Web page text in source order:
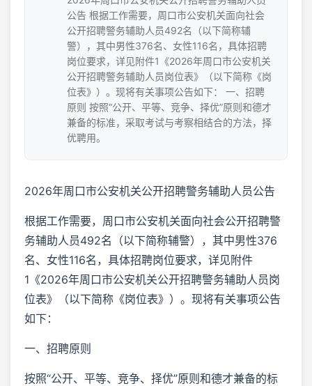
公告 根据工作需要，周口市公安机关面向社会
公开招聘警务辅助人员492名（以下简称辅
警），其中男性376名、女性116名，具体招聘
岗位要求，详见附件1《2026年周口市公安机关
公开招聘警务辅助人员岗位表》（以下简称《岗
位表》）。现将有关事项公告如下： 一、招聘
原则 按照“公开、平等、竞争、择优”原则和德才
兼备的标准，采取考试与考察相结合的方法，择
优聘用。
2026年周口市公安机关公开招聘警务辅助人员公告
根据工作需要，周口市公安机关面向社会公开招聘警
务辅助人员492名（以下简称辅警），其中男性376
名、女性116名，具体招聘岗位要求，详见附件
1《2026年周口市公安机关公开招聘警务辅助人员岗
位表》（以下简称《岗位表》）。现将有关事项公告
如下：
一、招聘原则
按照“公开、平等、竞争、择优”原则和德才兼备的标